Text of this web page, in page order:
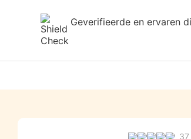
Geverifieerde en ervaren
37